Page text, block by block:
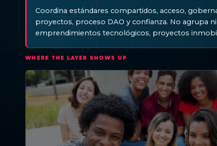
Coordina estándares compartidos, acceso,
proyectos, proceso DAO y confianza. No agrupa
emprendimientos tecnológicos, proyectos